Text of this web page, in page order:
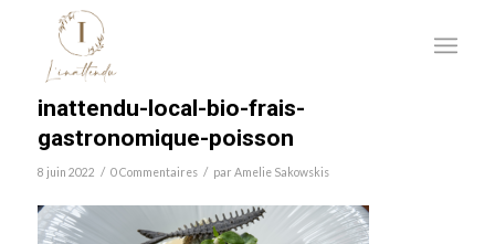
inattendu-local-bio-frais-
gastronomique-poisson
8 juin 2022 / 0 Commentaires / par Amelie Sakowskis